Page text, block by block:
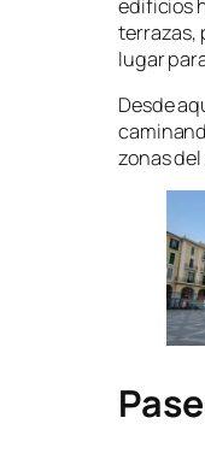
edificios
terrazas,
lugar
Desde
zonas